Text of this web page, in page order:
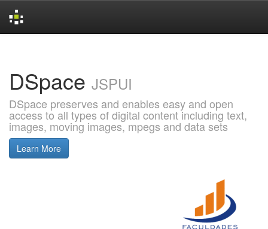
DSpace JSPUI
DSpace preserves and enables easy and open
access to all types of digital content including text,
images, moving images, mpegs and data sets
Learn More